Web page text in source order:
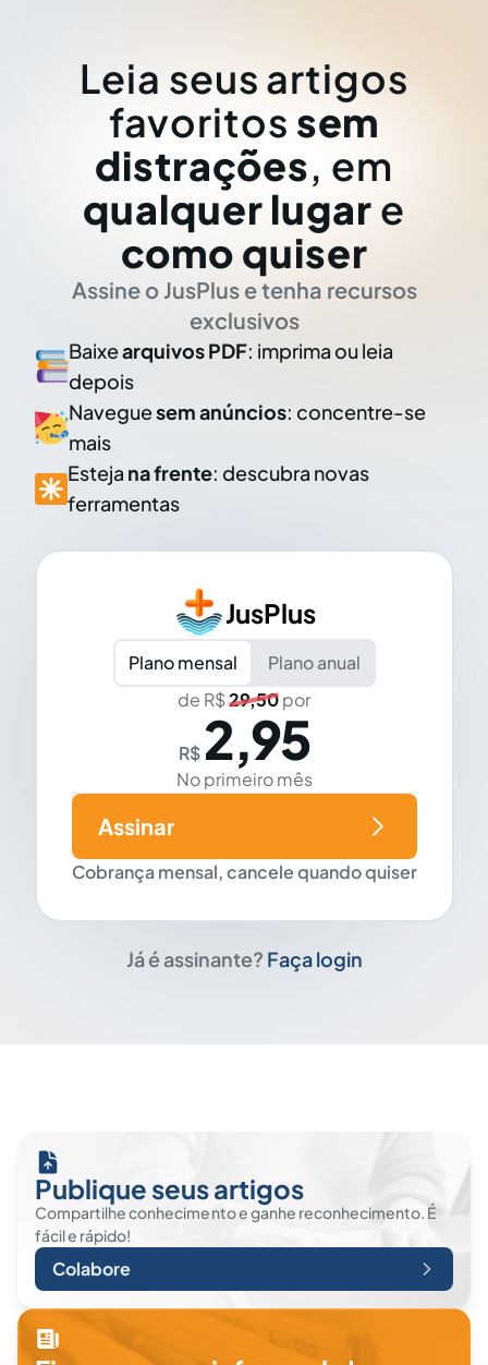
Leia seus artigos
favoritos sem
distrações, em
qualquer lugar e
como quiser
Assine o JusPlus e tenha recursos
exclusivos
Baixearquivos PDF: imprima ou leia
depois
Naveguesem anúncios: concentre-se
mais
Esteja na frente: descubra novas
ferramentas
JusPlus
Plano mensal
Plano anual
de R$29,50por
R$ 2,95
No primeiro mês
Cobrança mensal, cancele quando quiser
Assinar
Já é assinante? Faça login
Publique seus artigos
Compartilhe conhecimento e ganhe reconhecimento. É
fácil e rápido!
Colabore